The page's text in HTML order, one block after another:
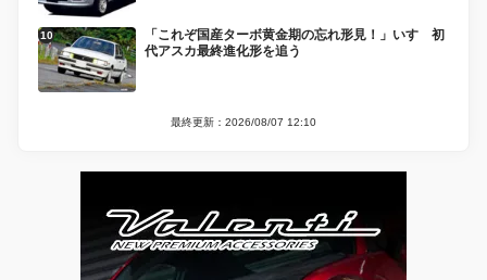
「これぞ国産ターボ黄金期の忘れ形見！」いすゞ初
代アスカ最終進化形を追う
最終更新：2026/08/07 12:10